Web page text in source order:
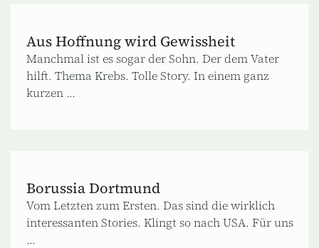
Aus Hoffnung wird Gewissheit
Manchmal ist es sogar der Sohn. Der dem Vater
hilft. Thema Krebs. Tolle Story. In einem ganz
kurzen ...
Borussia Dortmund
Vom Letzten zum Ersten. Das sind die wirklich
interessanten Stories. Klingt so nach USA. Für uns
...